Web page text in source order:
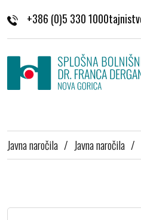
+386 (0)5 330 1000
Javna naročila / Javna naročila /